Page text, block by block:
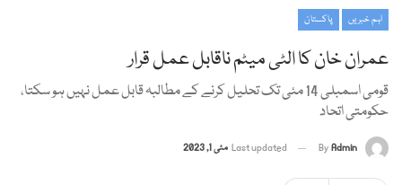
اہم خبریں پاکستان
عمران خان کا الٹی میٹم ناقابل عمل قرار
قومی اسمبلی 14 مئی تک تحلیل کرنے کے مطالبہ قابل عمل نہیں ہو سکتا،
حکومتی اتحاد
ByAdmin
Last updated مئی 1, 2023